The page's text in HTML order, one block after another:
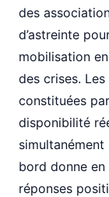
des
d’astreinte
mobilisation
des crises.
constituées
disponibilité
bord donne en
réponses